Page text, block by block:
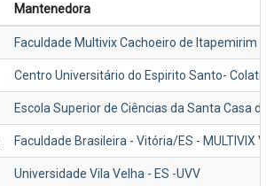
Mantenedora
Faculdade Multivix Cachoeiro de Itapemirim
Centro Universitário do Espirito Santo-
Escola Superior de Ciências da Santa Casa
Faculdade Brasileira - Vitória/ES - MULTIVIX
Universidade Vila Velha - ES -UVV